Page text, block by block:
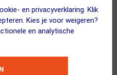
en privacyverklaring. Klik
Kies je voor weigeren?
en analytische
PILLAR
Tropical Pot 200g